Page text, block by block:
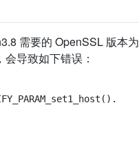
需要的 OpenSSL 版本为
会导致如下错误：